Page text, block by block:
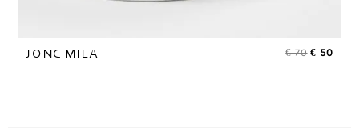
JONC MILA €70 € 50